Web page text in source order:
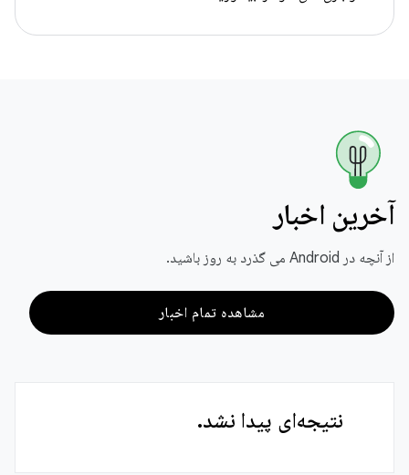
آخرین اخبار
از آنچه در Android می گذرد به روز باشید.
مشاهده تمام اخبار
نتیجه‌ای پیدا نشد.